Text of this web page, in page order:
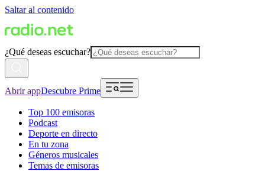
Saltar al contenido
¿Qué deseas escuchar?
Abrir appDescubre Prime
Top 100 emisoras
Podcast
Deporte en directo
En tu zona
Géneros musicales
Temas de emisoras